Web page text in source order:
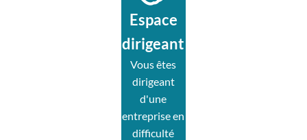
Espace
dirigeant
Vous êtes
dirigeant
d'une
entreprise en
difficulté